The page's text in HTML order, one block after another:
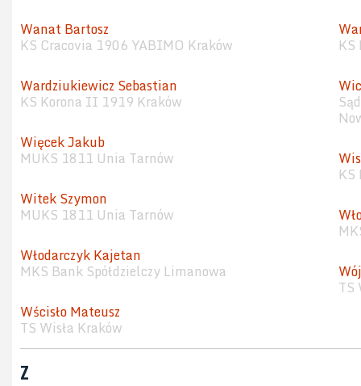
Wanat Bartosz
KS Cracovia 1906 YABIMO Kraków
Wardziukiewicz Sebastian
KS Korona II 1919 Kraków
Więcek Jakub
MUKS 1811 Unia Tarnów
Witek Szymon
MUKS 1811 Unia Tarnów
Włodarczyk Kajetan
MKS Bank Spółdzielczy Limanowa
TS
Wścisło Mateusz
TS Wisła Kraków
Z